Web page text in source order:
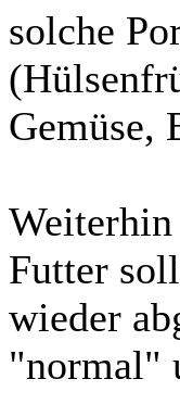
solche
Gemüse,
Futter
wieder
"normal"